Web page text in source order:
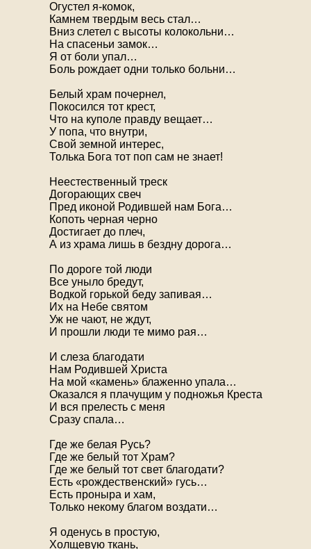
Огустел я-комок,
Камнем твердым весь стал…
Вниз слетел с высоты колокольни…
На спасеньи замок…
Я от боли упал…
Боль рождает одни только больни…
Белый храм почернел,
Покосился тот крест,
Что на куполе правду вещает…
У попа, что внутри,
Свой земной интерес,
Толька Бога тот поп сам не знает!
Неестественный треск
Догорающих свеч
Пред иконой Родившей нам Бога…
Копоть черная черно
Достигает до плеч,
А из храма лишь в бездну дорога…
По дороге той люди
Все уныло бредут,
Водкой горькой беду запивая…
Их на Небе святом
Уж не чают, не ждут,
И прошли люди те мимо рая…
И слеза благодати
Нам Родившей Христа
На мой «камень» блаженно упала…
Оказался я плачущим у подножья Креста
И вся прелесть с меня
Сразу спала…
Где же белая Русь?
Где же белый тот Храм?
Где же белый тот свет благодати?
Есть «рождественский» гусь…
Есть проныра и хам,
Только некому благом воздати…
Я оденусь в простую,
Холщевую ткань,